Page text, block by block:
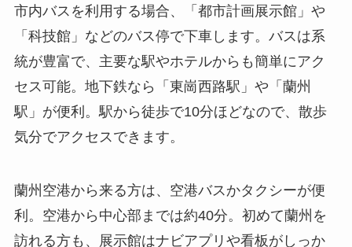
市内バスを利用する場合、「都市計画展示館」や
「科技館」などのバス停で下車します。バスは系
統が豊富で、主要な駅やホテルからも簡単にアク
セス可能。地下鉄なら「東崗西路駅」や「蘭州
駅」が便利。駅から徒歩で10分ほどなので、散歩
気分でアクセスできます。
蘭州空港から来る方は、空港バスかタクシーが便
利。空港から中心部までは約40分。初めて蘭州を
訪れる方も、展示館はナビアプリや看板がしっか